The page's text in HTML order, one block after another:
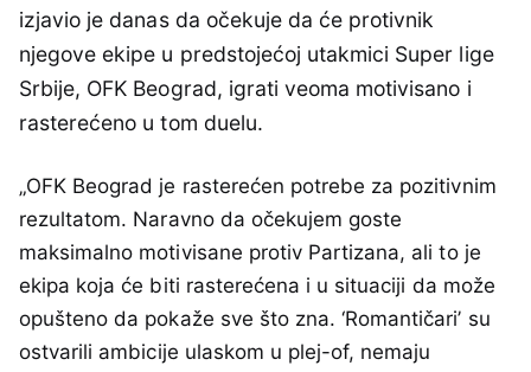
izjavio je danas da očekuje da će protivnik
njegove ekipe u predstojećoj utakmici Super lige
Srbije, OFK Beograd, igrati veoma motivisano i
rasterećeno u tom duelu.
„OFK Beograd je rasterećen potrebe za pozitivnim
rezultatom. Naravno da očekujem goste
maksimalno motivisane protiv Partizana, ali to je
ekipa koja će biti rasterećena i u situaciji da može
opušteno da pokaže sve što zna. ‘Romantičari’ su
ostvarili ambicije ulaskom u plej-of, nemaju